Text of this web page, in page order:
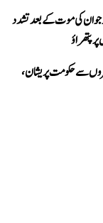
سڑک حادثہ، 26 سالہ نوجوان کی موت کے بعد تشدد
سے حکومت پریشان،